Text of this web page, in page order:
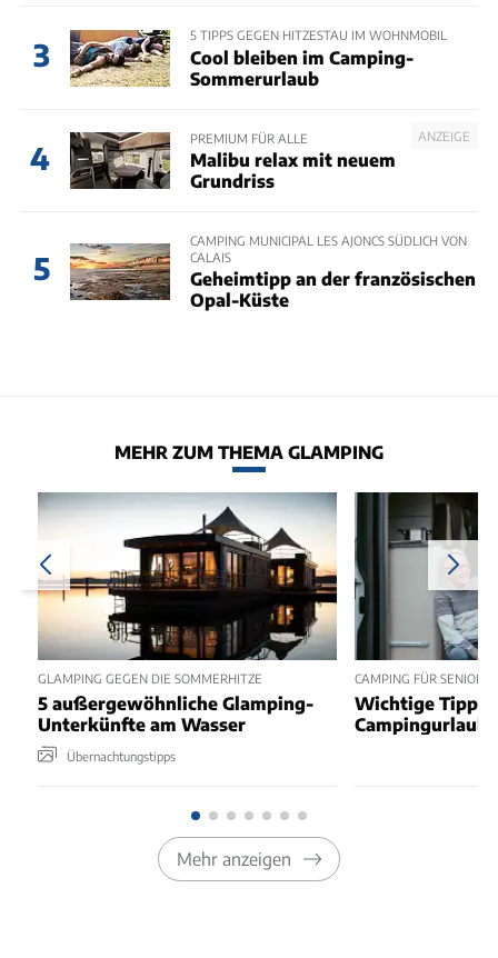
3
5 TIPPS GEGEN HITZESTAU IM WOHNMOBIL
Cool bleiben im Camping-
Sommerurlaub
4
ANZEIGE
PREMIUM FÜR ALLE
Malibu relax mit neuem
Grundriss
5
CAMPING MUNICIPAL LES AJONCS SÜDLICH VON
CALAIS
Geheimtipp an der französischen
Opal-Küste
MEHR ZUM THEMA GLAMPING
GLAMPING GEGEN DIE SOMMERHITZE
5 außergewöhnliche Glamping-
Unterkünfte am Wasser
Übernachtungstipps
CAMPING FÜR
Wichtige Tipps
Campingurlaub
Mehr anzeigen